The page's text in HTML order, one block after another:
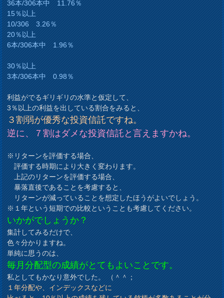
36本/306本中 11.76％
15％以上
10/306 3.26％
20％以上
6本/306本中 1.96％
30％以上
3本/306本中 0.98％
利益がでるギリギリの水準と仮定して、
3％以上の利益を出している割合をみると、
３割弱が優秀な投資信託ですね。
逆に、７割はダメな投資信託と言えますかね。
※リターンを評価する場合、
評価する時期により大きく変わります。
上記のリターンを評価する場合、
暴落直後であることを考慮すると、
リターンが減っていることを想定したほうがよいでしょう。
※１年という短期での比較ということも考慮してください。
いかがでしょうか？
集計してみるだけで、
色々分かりますね。
単純に思うのは、
毎月分配型の成績がとてもよいことです。
私としてもかなり意外でした。 （＾＾；
１年分配や、インデックスなどに